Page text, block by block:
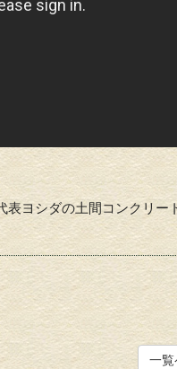
表ヨシダの土間コンクリー
一覧